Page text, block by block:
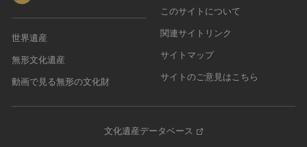
世界遺産
無形文化遺産
動画で見る無形の文化財
このサイトについて
関連サイトリンク
サイトマップ
サイトのご意見はこちら
文化遺産データベース